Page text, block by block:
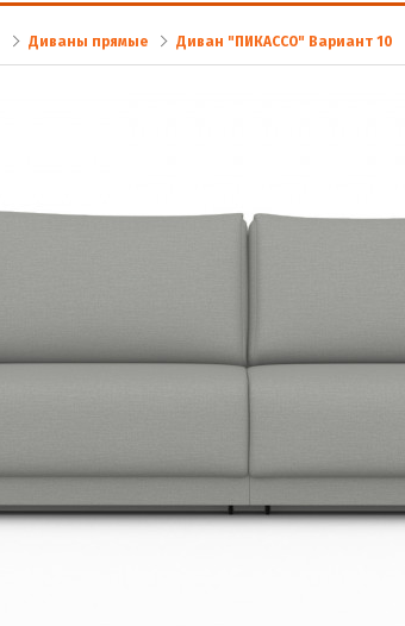
Диваны прямые Диван "ПИКАССО" Вариант 10